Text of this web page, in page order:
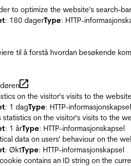
to optimize the website's search-
: 180 dagerType: HTTP-
til å forstå hvordan besøkende
on the visitor's visits to the
: 1 dagType: HTTP-informasjonskapsel
statistics on the visitor's visits to the
: 1 årType: HTTP-informasjonskapsel
data on users' behaviour on the
: ØktType: HTTP-informasjonskapsel
contains an ID string on the